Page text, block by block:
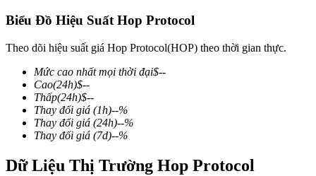
COIN-M Futures
Futures sử dụng token làm tài sản thế chấp
Biểu Đồ Hiệu Suất Hop Protocol
Theo dõi hiệu suất giá Hop Protocol(HOP) theo thời gian thực.
Mức cao nhất mọi thời đại$--
Cao(24h)$--
Thấp(24h)$--
Thay đổi giá (1h)--%
Thay đổi giá (24h)--%
Thay đổi giá (7d)--%
Dữ Liệu Thị Trường Hop Protocol